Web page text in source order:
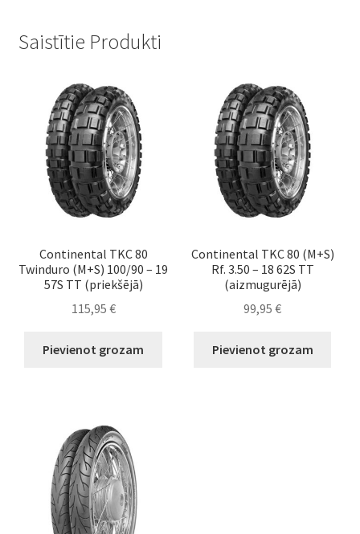
Saistītie Produkti
Continental TKC 80
Twinduro (M+S) 100/90 – 19
57S TT (priekšējā)
115,95 €
Pievienot grozam
Continental TKC 80 (M+S)
Rf. 3.50 – 18 62S TT
(aizmugurējā)
99,95€
Pievienot grozam